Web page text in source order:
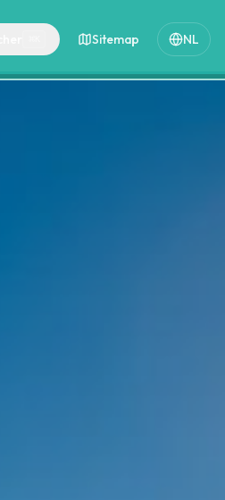
Sitemap NL